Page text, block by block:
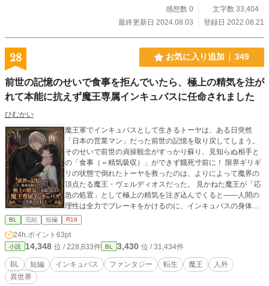
感想数 0
文字数 33,404
最終更新日 2024.08.03
登録日 2022.08.21
28 お気に入り追加 349
前世の記憶のせいで食事を拒んでいたら、極上の精気を注が
れて本能に抗えず魔王専属インキュバスに任命されました
ひむかい
魔王軍でインキュバスとして生きるトーヤは、ある日突然
「日本の営業マン」だった前世の記憶を取り戻してしまう。
そのせいで前世の貞操観念がすっかり蘇り、見知らぬ相手と
の「食事（＝精気吸収）」ができず餓死寸前に！ 限界ギリギ
リの状態で倒れたトーヤを救ったのは、よりによって魔界の
頂点たる魔王・ヴェルディオスだった。 見かねた魔王が「応
急の処置」として極上の精気を注ぎ込んでくると——人間の
理性は全力でブレーキをかけるのに、インキュバスの身体は
あっけなく陥落してしまい！？ しかも、トーヤは魔王の規格
外の魔力すら受け止められる「底なしの器」だったことが発
覚。 「お前の器の底を見たい」 魔王に気に入られた、『食
事』が出来ない元童貞インキュバスの運命は……！？ ※はR1
8シーンがある話です。 ※イラスト、本文共にAIを使用して
います。
BL 完結 短編 R18
24h.ポイント 63pt
小説 14,348 位 / 228,833件 BL 3,430 位 / 31,434件
BL 短編 インキュバス ファンタジー 転生 魔王
人外
異世界